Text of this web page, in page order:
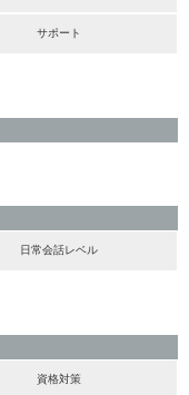
サポート
日常会話レベル
資格対策